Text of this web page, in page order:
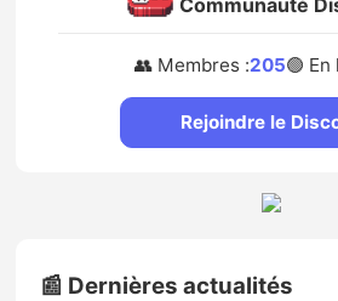
Communauté
👥 Membres :205🟢 En
Rejoindre le
📰 Dernières actualités